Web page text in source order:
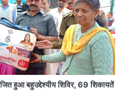
हुआ बहुउद्देश्यीय शिविर, 69 शिकायतें